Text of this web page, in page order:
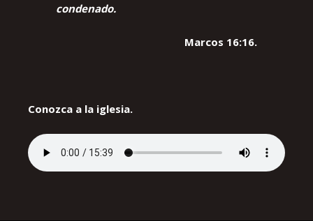
condenado.
Marcos 16:16.
Conozca a la iglesia.